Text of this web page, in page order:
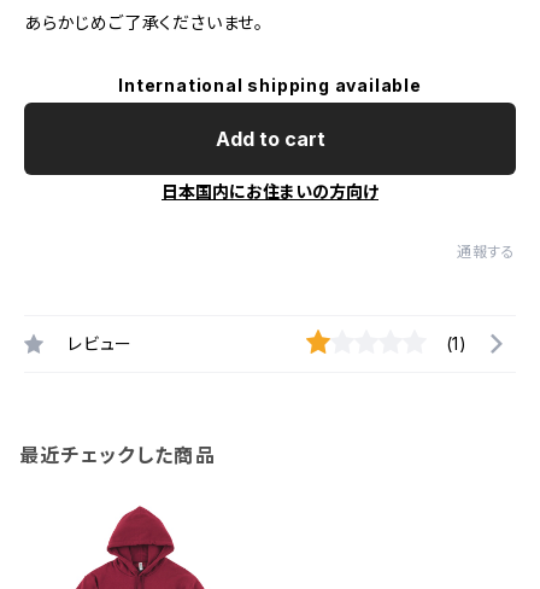
あらかじめご了承くださいませ。
International shipping available
Add to cart
日本国内にお住まいの方向け
通報する
レビュー (1)
最近チェックした商品